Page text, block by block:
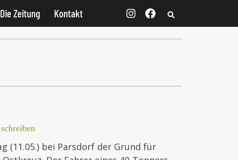
Die Zeitung Kontakt
(11.05.) bei Parsdorf der Grund für